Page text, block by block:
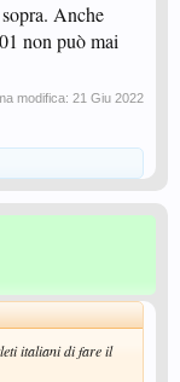
Anche
non può mai
modifica: 21 Giu 2022
italiani di fare il